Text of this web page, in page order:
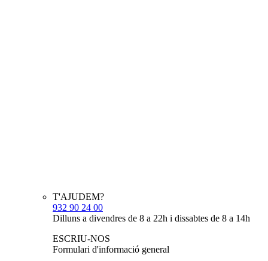
T'AJUDEM?
932 90 24 00
Dilluns a divendres de 8 a 22h i dissabtes de 8 a 14h
ESCRIU-NOS
Formulari d'informació general